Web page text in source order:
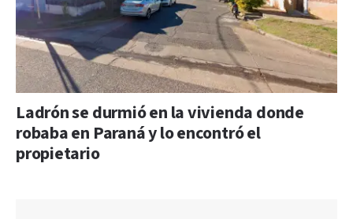
Ladrón se durmió en la vivienda donde
robaba en Paraná y lo encontró el
propietario